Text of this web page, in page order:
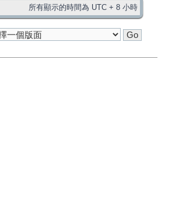
所有顯示的時間為 UTC + 8 小時